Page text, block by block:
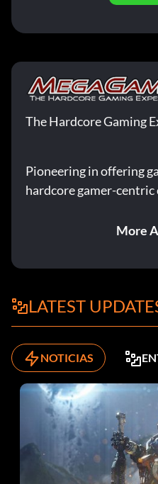
The Hardcore Gaming
Pioneering in offering
hardcore gamer-centric
More
LATEST
NOTICIAS